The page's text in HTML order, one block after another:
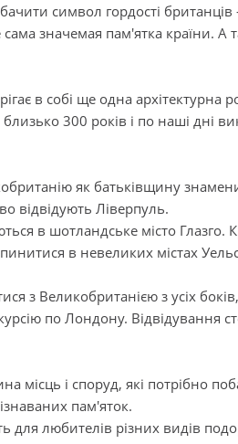
символ гордості
значемая пам'ятка країни. А
в собі ще одна архітектурна
300 років і по наші дні
як батьківщину
відвідують Ліверпуль.
в шотландське місто Глазго.
в невеликих містах
з Великобританією з усіх
по Лондону. Відвідування
місць і споруд, які потрібно
пам'яток.
для любителів різних видів